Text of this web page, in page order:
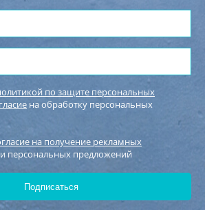
по защите персональных
на обработку персональных
на получение рекламных
персональных предложений